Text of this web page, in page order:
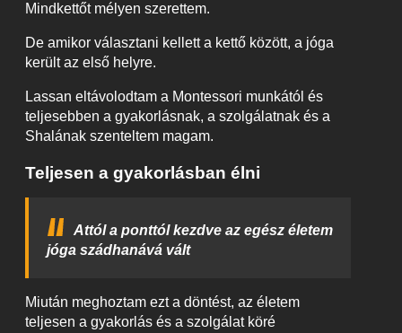
Mindkettőt mélyen szerettem.
De amikor választani kellett a kettő között, a jóga
került az első helyre.
Lassan eltávolodtam a Montessori munkától és
teljesebben a gyakorlásnak, a szolgálatnak és a
Shalának szenteltem magam.
Teljesen a gyakorlásban élni
Attól a ponttól kezdve az egész életem
jóga szádhanává vált
Miután meghoztam ezt a döntést, az életem
teljesen a gyakorlás és a szolgálat köré